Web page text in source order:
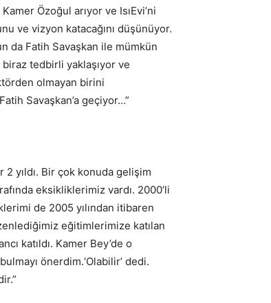
Özoğul arıyor ve IsıEvi’ni
ve vizyon katacağını düşünüyor.
da Fatih Savaşkan ile mümkün
biraz tedbirli yaklaşıyor ve
olmayan birini
Savaşkan’a geçiyor…”
yıldı. Bir çok konuda gelişim
eksikliklerimiz vardı. 2000’li
de 2005 yılından itibaren
eğitimlerimize katılan
katıldı. Kamer Bey’de o
önerdim.‘Olabilir’ dedi.